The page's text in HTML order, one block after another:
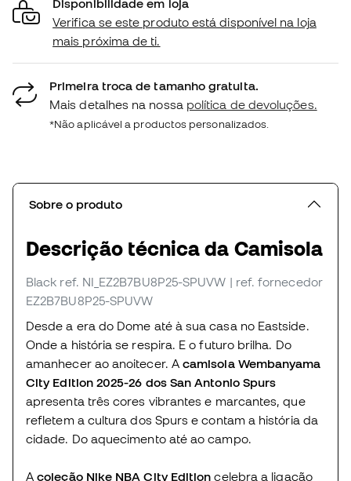
Disponibilidade em loja
Verifica se este produto está disponível na loja
mais próxima de ti.
Primeira troca de tamanho gratuita.
Mais detalhes na nossa política de devoluções.
*Não aplicável a productos personalizados.
Sobre o produto
Descrição técnica da Camisola
Black ref. NI_EZ2B7BU8P25-SPUVW | ref. fornecedor
EZ2B7BU8P25-SPUVW
Desde a era do Dome até à sua casa no Eastside.
Onde a história se respira. E o futuro brilha. Do
amanhecer ao anoitecer. Acamisola Wembanyama
City Edition 2025-26 dos San Antonio Spurs
apresenta três cores vibrantes e marcantes, que
refletem a cultura dos Spurs e contam a história da
cidade. Do aquecimento até ao campo.
Acoleção Nike NBA City Edition celebra a ligação